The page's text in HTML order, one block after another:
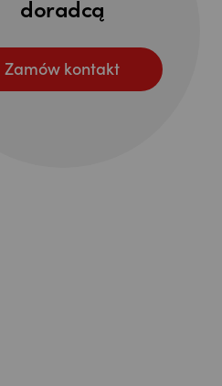
doradcą
Zamów kontakt